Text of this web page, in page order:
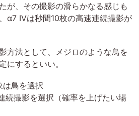
が、その撮影の滑らかなる感じも
α7 IVは秒間10枚の高速連続撮影が
方法として、メジロのような鳥を
にするといい。
は鳥を選択
続撮影を選択（確率を上げたい場